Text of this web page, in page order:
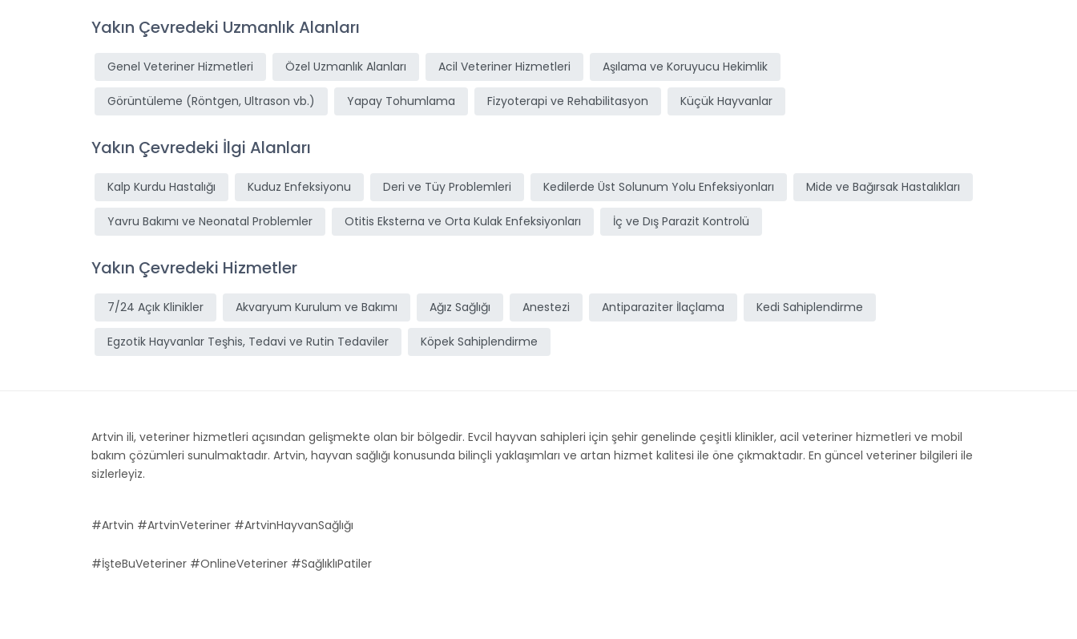
Yakın Çevredeki Uzmanlık Alanları
Genel Veteriner Hizmetleri Özel Uzmanlık Alanları Acil Veteriner Hizmetleri Aşılama ve Koruyucu Hekimlik
Görüntüleme (Röntgen, Ultrason vb.) Yapay Tohumlama Fizyoterapi ve Rehabilitasyon Küçük Hayvanlar
Yakın Çevredeki İlgi Alanları
Kalp Kurdu Hastalığı Kuduz Enfeksiyonu Deri ve Tüy Problemleri Kedilerde Üst Solunum Yolu Enfeksiyonları Mide ve Bağırsak Hastalıkları
Yavru Bakımı ve Neonatal Problemler Otitis Eksterna ve Orta Kulak Enfeksiyonları İç ve Dış Parazit Kontrolü
Yakın Çevredeki Hizmetler
7/24 Açık Klinikler Akvaryum Kurulum ve Bakımı Ağız Sağlığı Anestezi Antiparaziter İlaçlama Kedi Sahiplendirme
Egzotik Hayvanlar Teşhis, Tedavi ve Rutin Tedaviler Köpek Sahiplendirme
Artvin ili, veteriner hizmetleri açısından gelişmekte olan bir bölgedir. Evcil hayvan sahipleri için şehir genelinde çeşitli klinikler, acil veteriner hizmetleri ve mobil
bakım çözümleri sunulmaktadır. Artvin, hayvan sağlığı konusunda bilinçli yaklaşımları ve artan hizmet kalitesi ile öne çıkmaktadır. En güncel veteriner bilgileri ile
sizlerleyiz.
#Artvin #ArtvinVeteriner #ArtvinHayvanSağlığı
#İşteBuVeteriner #OnlineVeteriner #SağlıklıPatiler